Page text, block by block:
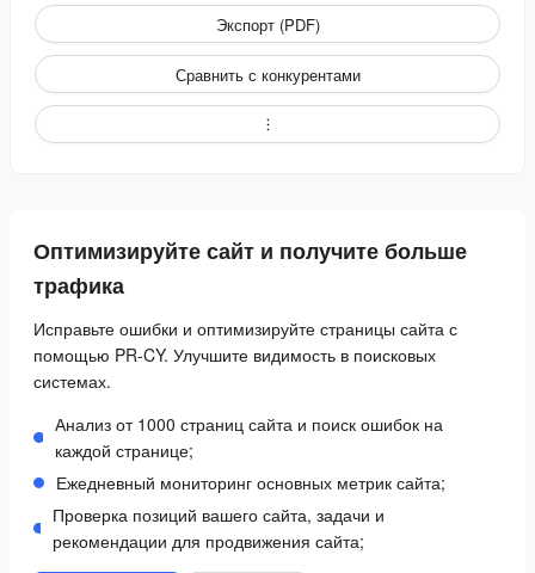
Экспорт (PDF)
Сравнить с конкурентами
Оптимизируйте сайт и получите больше
трафика
Исправьте ошибки и оптимизируйте страницы сайта с
помощью PR-CY. Улучшите видимость в поисковых
системах.
Анализ от 1000 страниц сайта и поиск ошибок на
каждой странице;
Ежедневный мониторинг основных метрик сайта;
Проверка позиций вашего сайта, задачи и
рекомендации для продвижения сайта;